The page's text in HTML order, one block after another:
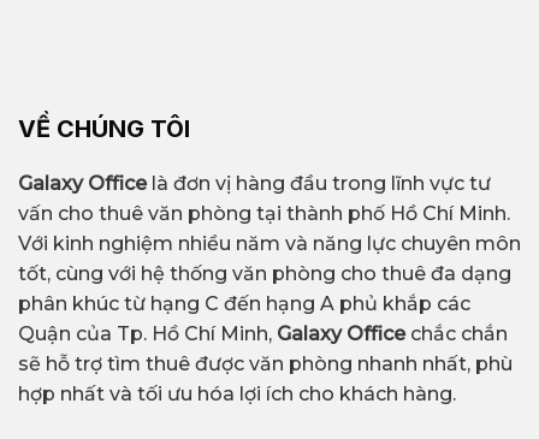
VỀ CHÚNG TÔI
Galaxy Officelà đơn vị hàng đầu trong lĩnh vực tư
vấn cho thuê văn phòng tại thành phố Hồ Chí Minh.
Với kinh nghiệm nhiều năm và năng lực chuyên môn
tốt, cùng với hệ thống văn phòng cho thuê đa dạng
phân khúc từ hạng C đến hạng A phủ khắp các
Quận của Tp. Hồ Chí Minh, Galaxy Office chắc chắn
sẽ hỗ trợ tìm thuê được văn phòng nhanh nhất, phù
hợp nhất và tối ưu hóa lợi ích cho khách hàng.